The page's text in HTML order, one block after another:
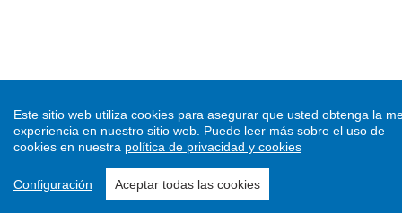
Este sitio web utiliza cookies para asegurar que usted obtenga la
experiencia en nuestro sitio web. Puede leer más sobre el uso de
cookies en nuestra política de privacidad y cookies
Configuración Aceptar todas las cookies